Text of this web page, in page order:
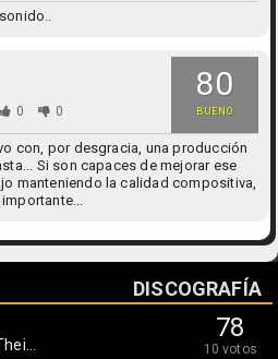
80
BUENO
0 0
con, por desgracia, una producción
Si son capaces de mejorar ese
manteniendo la calidad compositiva,
DISCOGRAFÍA
78
10 votos